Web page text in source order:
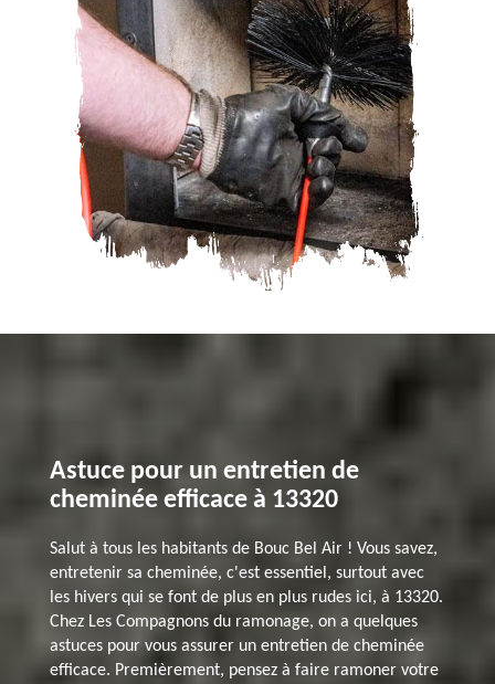
Astuce pour un entretien de
cheminée efficace à 13320
Salut à tous les habitants de Bouc Bel Air ! Vous savez,
entretenir sa cheminée, c'est essentiel, surtout avec
les hivers qui se font de plus en plus rudes ici, à 13320.
Chez Les Compagnons du ramonage, on a quelques
astuces pour vous assurer un entretien de cheminée
efficace. Premièrement, pensez à faire ramoner votre